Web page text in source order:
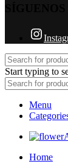
Start typing to
Menu
Home